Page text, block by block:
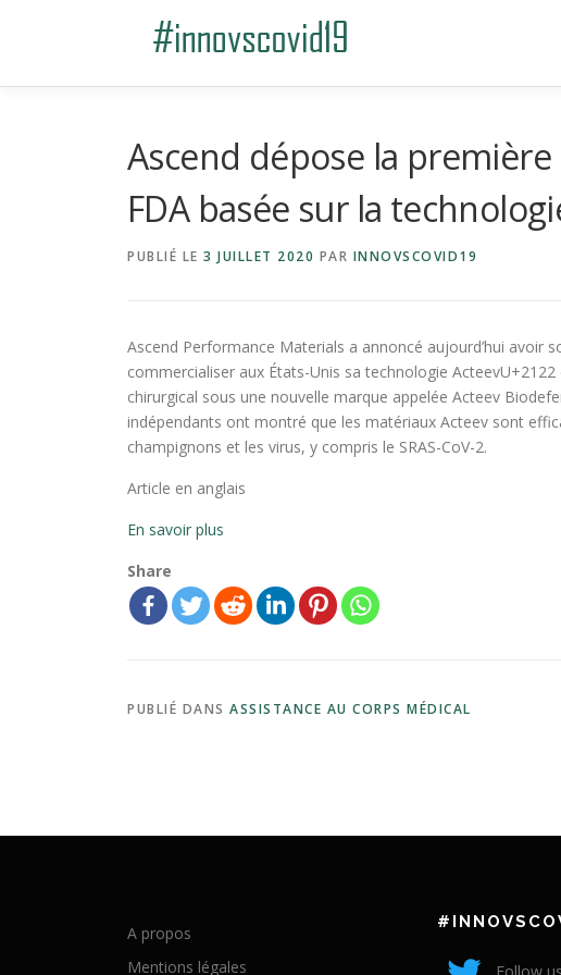
Ascend dépose la
FDA basée sur la
PUBLIÉ LE 3 JUILLET 2020 PAR INNOVSCOVID19
Ascend Performance Materials a annoncé aujourd’hui avoir
commercialiser aux États-Unis sa technologie
chirurgical sous une nouvelle marque appelée Acteev
indépendants ont montré que les matériaux Acteev sont
champignons et les virus, y compris le SRAS-CoV-2.
Article en anglais
En savoir plus
Share
PUBLIÉ DANS ASSISTANCE AU CORPS MÉDICAL
A propos
Mentions légales